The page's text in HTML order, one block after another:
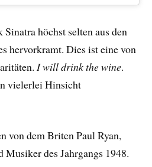
höchst selten aus den
hervorkramt. Dies ist eine von
I will drink the wine.
vielerlei Hinsicht
von dem Briten Paul Ryan,
des Jahrgangs 1948.